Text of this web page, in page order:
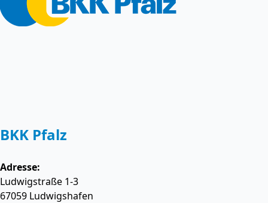
BKK Pfalz
Adresse:
Ludwigstraße 1-3
67059 Ludwigshafen